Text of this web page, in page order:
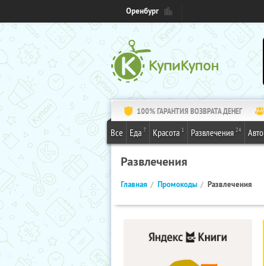
Оренбург
100% ГАРАНТИЯ ВОЗВРАТА ДЕНЕГ
Все Еда 7 Красота 1 Развлечения 24 Авто
Развлечения
Главная Промокоды Развлечения